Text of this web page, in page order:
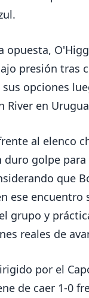
opuesta,
presión tras
opciones
River en
al elenco
duro golpe para
que
ese encuentro
grupo y
reales de
por el
de caer 1-0